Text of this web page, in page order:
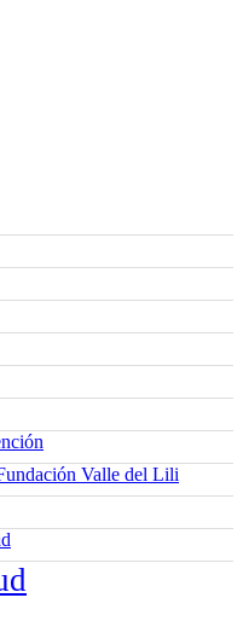
Valle del Lili